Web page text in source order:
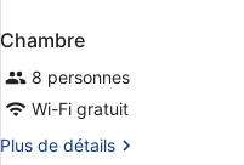
Chambre
8 personnes
Wi-Fi gratuit
Plus de détails
Plus